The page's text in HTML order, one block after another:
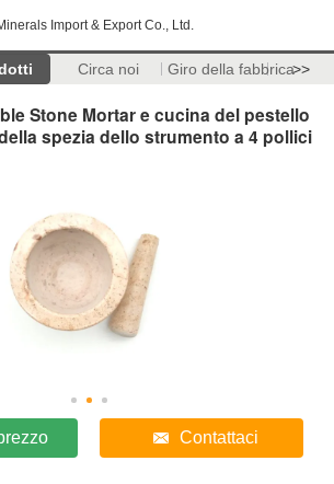
Import & Export Co., Ltd.
Circa noi Giro della fabbrica>>
Stone Mortar e cucina del pestello
spezia dello strumento a 4 pollici
Contattaci